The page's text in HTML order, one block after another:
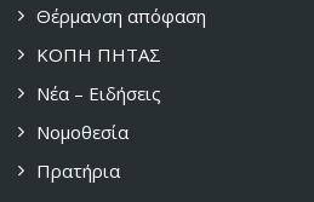
Θέρμανση απόφαση
ΚΟΠΗ ΠΗΤΑΣ
Νέα – Ειδήσεις
Νομοθεσία
Πρατήρια